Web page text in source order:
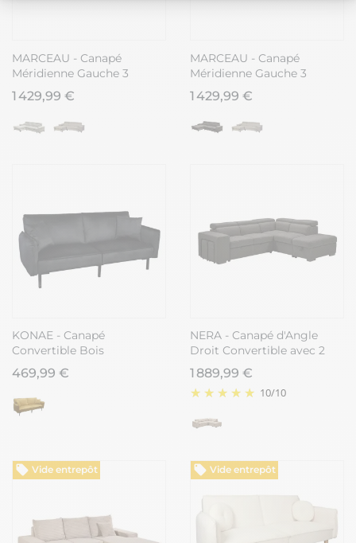
MARCEAU - Canapé
Méridienne Gauche 3
Places Convertible Tissu
Gris Foncé
1 429,99 €
MARCEAU - Canapé
Méridienne Gauche 3
Places Convertible Tissu
Beige
1 429,99 €
KONAE - Canapé
Convertible Bois
d'Eucalyptus Velours Noir
469,99 €
NERA - Canapé d'Angle
Droit Convertible avec 2
Poufs et 1 Coffre Gris
1 889,99 €
10/10
Vide entrepôt Vide entrepôt